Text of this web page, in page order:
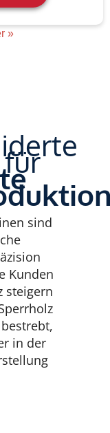
»
sind
Kunden
steigern
in der